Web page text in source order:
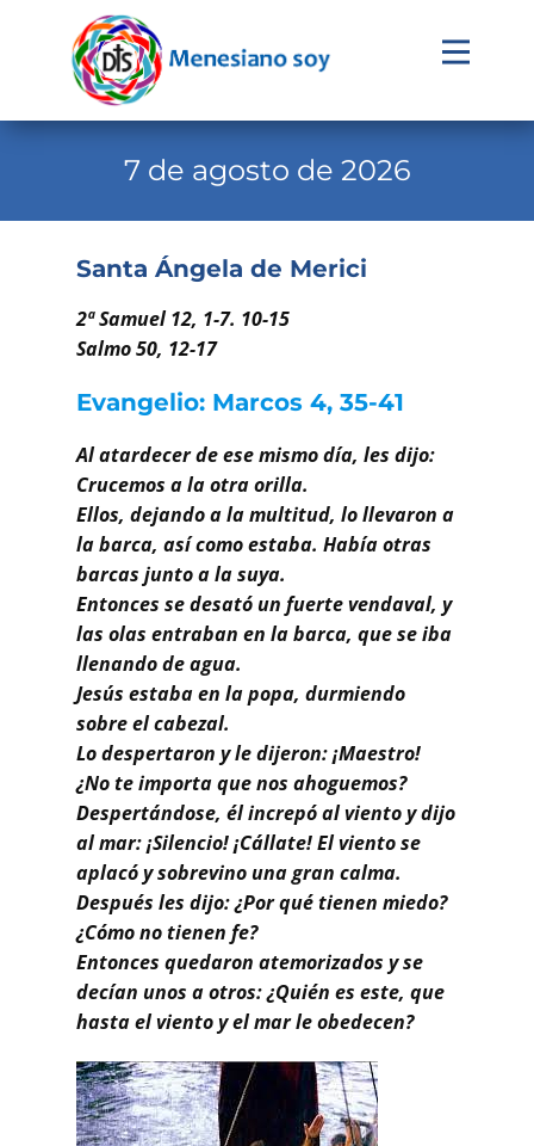
Evangelio
Familia Menesiana
Pastoral Vocacional
Recursos
Contacto
Buscar
7 de agosto de 2026
Santa Ángela de Merici
2ª Samuel 12, 1-7. 10-15
Salmo 50, 12-17
Evangelio: Marcos 4, 35-41
Al atardecer de ese mismo día, les dijo:
Crucemos a la otra orilla.
Ellos, dejando a la multitud, lo llevaron a
la barca, así como estaba. Había otras
barcas junto a la suya.
Entonces se desató un fuerte vendaval, y
las olas entraban en la barca, que se iba
llenando de agua.
Jesús estaba en la popa, durmiendo
sobre el cabezal.
Lo despertaron y le dijeron: ¡Maestro!
¿No te importa que nos ahoguemos?
Despertándose, él increpó al viento y dijo
al mar: ¡Silencio! ¡Cállate! El viento se
aplacó y sobrevino una gran calma.
Después les dijo: ¿Por qué tienen miedo?
¿Cómo no tienen fe?
Entonces quedaron atemorizados y se
decían unos a otros: ¿Quién es este, que
hasta el viento y el mar le obedecen?